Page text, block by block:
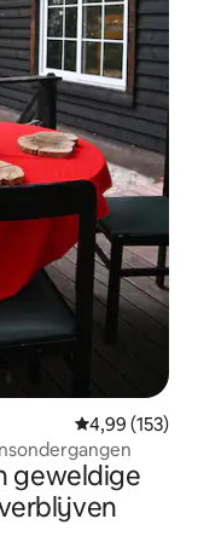
Gemiddelde
4,99 (153)
geweldige